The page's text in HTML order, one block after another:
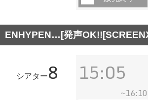
ENHYPEN…[発声
シアター8 15:05
~16:10